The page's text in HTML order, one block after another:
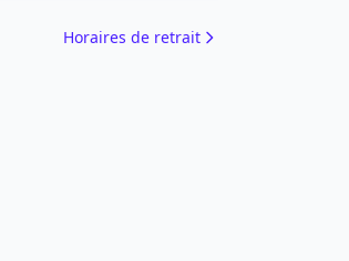
Horaires de retrait